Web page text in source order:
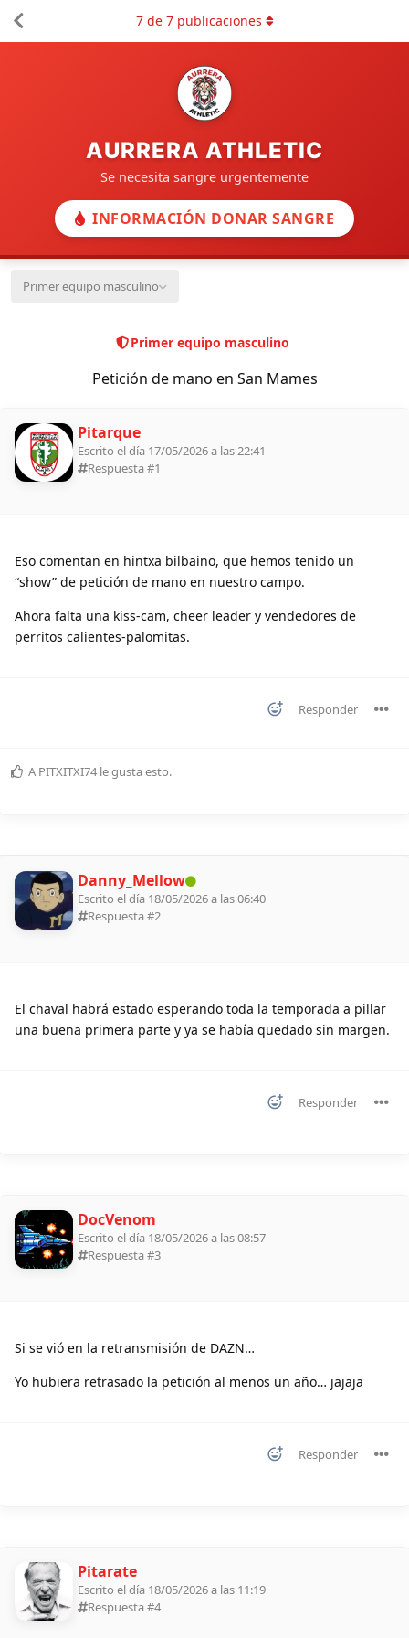
AURRERA ATHLETIC
Se necesita sangre urgentemente
INFORMACIÓN DONAR SANGRE
Primer equipo masculino
Primer equipo masculino
Petición de mano en San Mames
7de 7publicaciones
Pitarque
Escrito el día 17/05/2026 a las 22:41
Respuesta #1
Eso comentan en hintxa bilbaino, que hemos tenido un
“show” de petición de mano en nuestro campo.
Ahora falta una kiss-cam, cheer leader y vendedores de
perritos calientes-palomitas.
Responder
A PITXITXI74 le gusta esto.
Danny_Mellow
Escrito el día 18/05/2026 a las 06:40
Respuesta #2
El chaval habrá estado esperando toda la temporada a pillar
una buena primera parte y ya se había quedado sin margen.
Responder
DocVenom
Escrito el día 18/05/2026 a las 08:57
Respuesta #3
Si se vió en la retransmisión de DAZN…
Yo hubiera retrasado la petición al menos un año… jajaja
Responder
Pitarate
Escrito el día 18/05/2026 a las 11:19
Respuesta #4